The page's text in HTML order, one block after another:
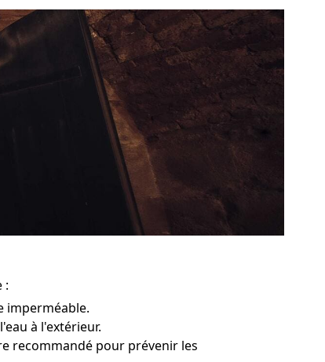
:
imperméable.
à l'extérieur.
recommandé pour prévenir les